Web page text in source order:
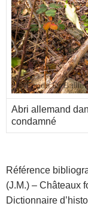
Abri allemand
condamné
Référence
(J.M.) – Châteaux
Dictionnaire